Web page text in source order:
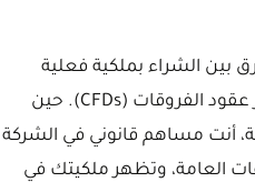
بين الشراء بملكية فعلية
(Real Shares) وبين التعرض عبر عقود الفروقات (CFDs). حين
أنت مساهم قانوني في الشركة
العامة، وتظهر ملكيتك في